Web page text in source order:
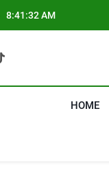
8:41:34 AM
HOME